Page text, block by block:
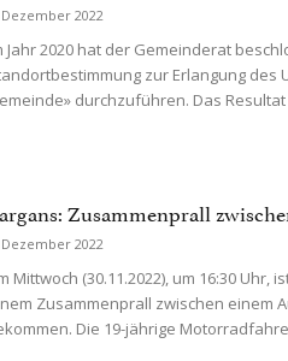
Dezember 2022
Jahr 2020 hat der Gemeinderat
zur Erlangung des
durchzuführen. Das
Zusammenprall
Dezember 2022
Mittwoch (30.11.2022), um 16:30
Zusammenprall zwischen einem
Die 19-jährige